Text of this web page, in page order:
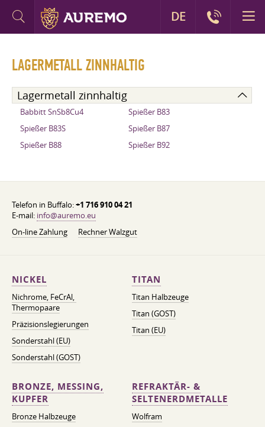
LAGERMETALL ZINNHALTIG
Lagermetall zinnhaltig
Babbitt SnSb8Cu4
Spießer B83
Spießer B83S
Spießer B87
Spießer B88
Spießer B92
Telefon in Buffalo:+1 716 910 04 21
E-mail: info@auremo.eu
On-line Zahlung
Rechner Walzgut
NICKEL
Nichrome, FeСrAl, ​​
Thermopaare
Präzisionslegierungen
Sonderstahl (EU)
Sonderstahl (GOST)
TITAN
Titan Halbzeuge
Titan (GOST)
Titan (EU)
BRONZE, MESSING,
KUPFER
Bronze Halbzeuge
REFRAKTÄR- &
SELTENERDMETALLE
Wolfram
DE